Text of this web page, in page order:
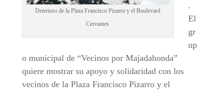
Deterioro de la Plaza Francisco Pizarro y el Boulevard
Cervantes
.
El
gr
up
o municipal de “Vecinos por Majadahonda”
quiere mostrar su apoyo y solidaridad con los
vecinos de la Plaza Francisco Pizarro y el